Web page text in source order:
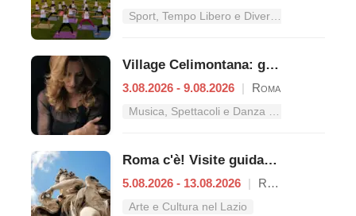
Village Celimontana: gli appuntamenti dal 3 al 9 agosto
3.08.2026 - 9.08.2026 | Roma
Roma c'è! Visite guidate (anche per bambini) dal 5 al 13 agosto 2026
5.08.2026 - 13.08.2026 | Roma
Arte e Cultura nel Lazio